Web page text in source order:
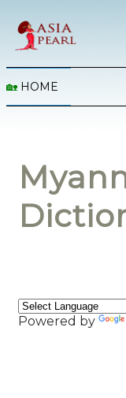
🏡 HOME
Powered by